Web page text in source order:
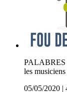
PALABRES
les
05/05/2020